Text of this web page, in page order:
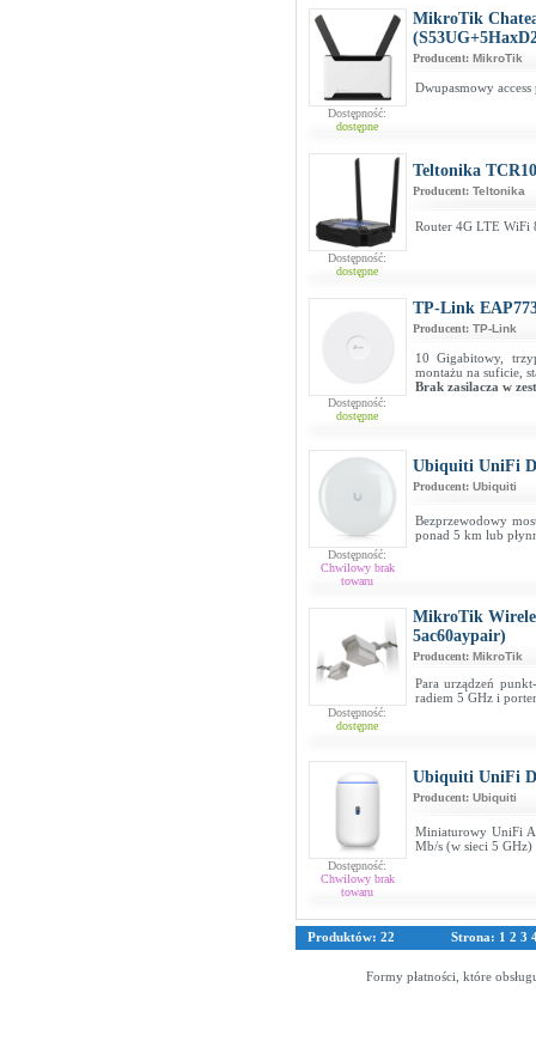
Dostępność:
dostępne
MikroTik
Producent: MikroTik
Dwupasmowy
Dostępność:
dostępne
Teltonika
Producent: Teltonika
Router 4G LTE WiFi
Dostępność:
dostępne
TP-Link
Producent: TP-Link
10 Gigabitowy,
montażu na suficie,
Brak zasilacza w
Dostępność:
Chwilowy brak
towaru
Ubiquiti UniFi
Producent: Ubiquiti
Bezprzewodowy
ponad 5 km lub
Dostępność:
dostępne
MikroTik
5ac60aypair)
Producent: MikroTik
Para urządzeń
radiem 5 GHz i
Dostępność:
Chwilowy brak
towaru
Ubiquiti UniFi
Producent: Ubiquiti
Miniaturowy UniFi
Mb/s (w sieci 5
Produktów: 22 Strona: 1 2 3
Formy płatności, które